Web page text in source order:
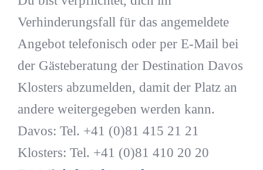
Verhinderungsfall für das angemeldete
Angebot telefonisch oder per E-Mail bei
der Gästeberatung der Destination Davos
Klosters abzumelden, damit der Platz an
andere weitergegeben werden kann.
Davos: Tel. +41 (0)81 415 21 21
Klosters: Tel. +41 (0)81 410 20 20